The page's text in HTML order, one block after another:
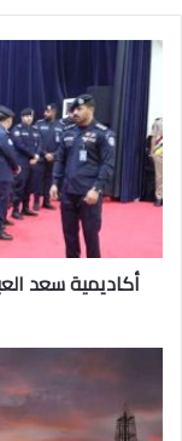
أكاديمية
سعد
العبدالله
تحتفل
بتخريج
269
رقيب
بمعهد
ضباط
ترتفع
أكثر